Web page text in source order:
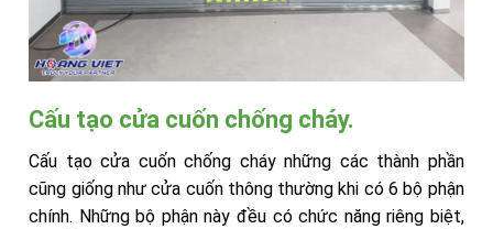
Cấu tạo cửa cuốn chống cháy.
Cấu tạo cửa cuốn chống cháy những các thành phần
cũng giống như cửa cuốn thông thường khi có 6 bộ phận
chính. Những bộ phận này đều có chức năng riêng biệt,